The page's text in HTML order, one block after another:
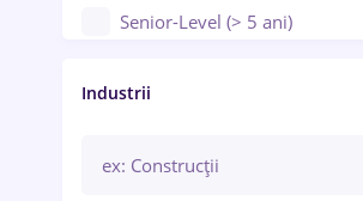
Senior-Level (> 5 ani)
Manager / Executiv
Industrii